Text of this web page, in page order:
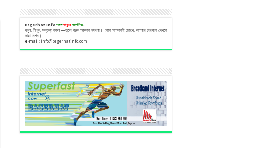
Bagerhat Info সঙ্গেথাকুনআপনিও-
পড়ুন, লিখুন, মন্তব্য করুন —তুলে ধরুন আপনার ভাবনা। এবার আপনারই চোখে, আপনার চারপাশ দেখবে
সারা বিশ্ব।
e-mail: info@bagerhatinfo.com